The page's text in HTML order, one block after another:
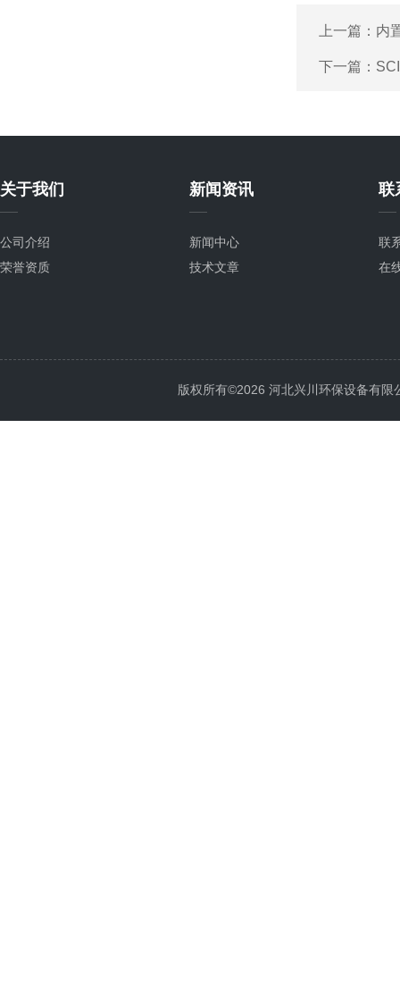
上一篇： 内
下一篇：
关于我们
公司介绍
荣誉资质
新闻资讯
新闻中心
技术文章
联
联
在
版权所有©2026 河北兴川环保设备有